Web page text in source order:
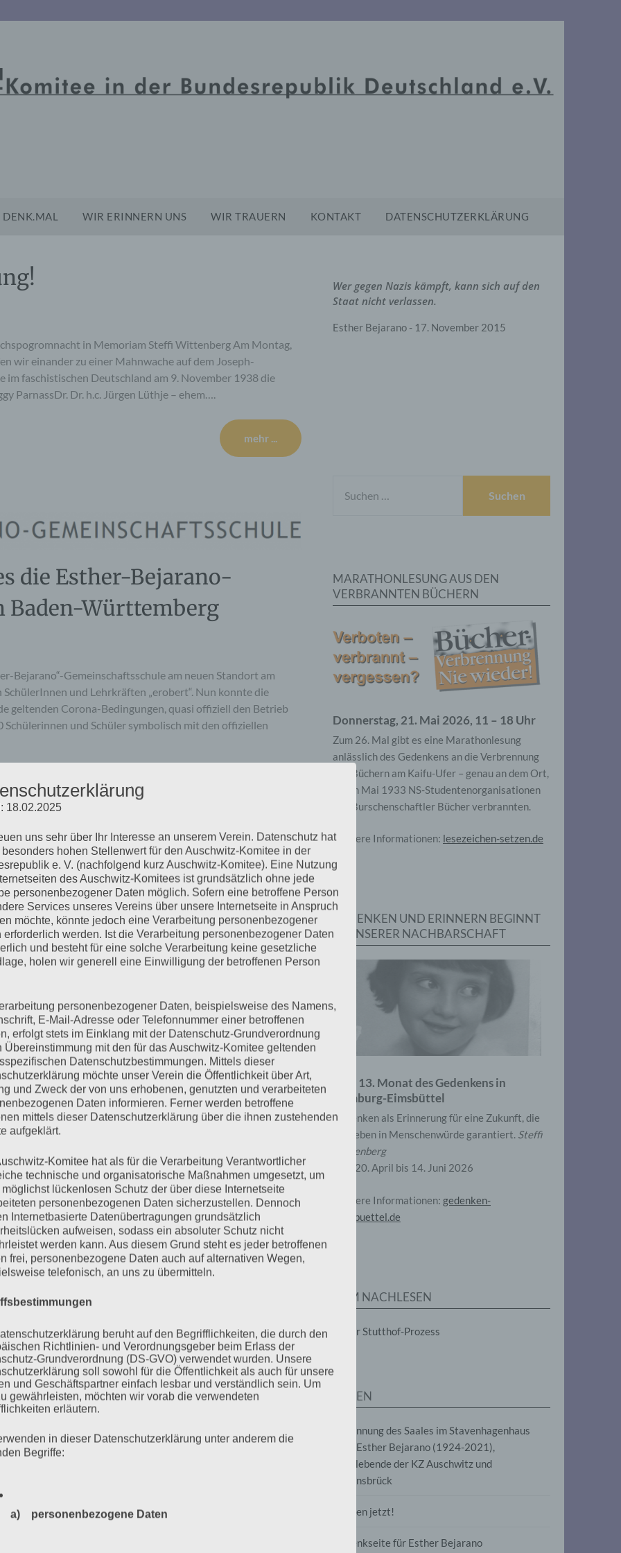
DENK.MAL WIR ERINNERN UNS WIR TRAUERN KONTAKT DATENSCHUTZERKLÄRUNG
in Memoriam Steffi Wittenberg Am Montag,
wir einander zu einer Mahnwache auf dem Joseph-
faschistischen Deutschland am 9. November 1938 die
ParnassDr. Dr. h.c. Jürgen Lüthje – ehem….
mehr ...
die Esther-Bejarano-
Baden-Württemberg
Bejarano“-Gemeinschaftsschule am neuen Standort am
und Lehrkräften „erobert“. Nun konnte die
geltenden Corona-Bedingungen, quasi offiziell den Betrieb
und Schüler symbolisch mit den offiziellen
Sonderkommandos von
sich die wichtigste Widerstands-Aktion der Auschwitzer
wagten einen Aufstand gegen die übermächtige SS. Eines
SS-Männer wurden getötet, einige weitere verletzt. 76
wir diesem denk-würdigen Ereignis…
mehr ...
mit Sandra
und eine der letzten Holocaust-Überlebenden in
deportiert und überlebte das Lager nur, weil sie im sog.
die 95-jährige Zeitzeugin unermüdlich gegen Rassismus
Antisemitismus nichts entgegen zu setzen. (Diese Episode
mehr ...
kämpfen
Wer gegen Nazis kämpft, kann sich auf den
Staat nicht verlassen.
Esther Bejarano - 17. November 2015
NACH:
MARATHONLESUNG AUS DEN
VERBRANNTEN BÜCHERN
Donnerstag, 21. Mai 2026, 11 – 18 Uhr
Zum 26. Mal gibt es eine Marathonlesung
anlässlich des Gedenkens an die Verbrennung
von Büchern am Kaifu-Ufer – genau an dem Ort,
wo im Mai 1933 NS-Studentenorganisationen
und Burschenschaftler Bücher verbrannten.
Weitere Informationen: lesezeichen-setzen.de
GEDENKEN UND ERINNERN BEGINNT
IN UNSERER NACHBARSCHAFT
Zum 13. Monat des Gedenkens in
Hamburg-Eimsbüttel
Gedenken als Erinnerung für eine Zukunft, die
ein Leben in Menschenwürde garantiert. Steffi
Wittenberg
Vom 20. April bis 14. Juni 2026
Weitere Informationen: gedenken-
eimsbuettel.de
ZUM NACHLESEN
Der Stutthof-Prozess
SEITEN
Benennung des Saales im Stavenhagenhaus
nach Esther Bejarano (1924-2021),
Überlebende der KZ Auschwitz und
Ravensbrück
Frieden jetzt!
Gedenkseite für Esther Bejarano
18.02.2025
uns sehr über Ihr Interesse an unserem Verein. Datenschutz hat
hohen Stellenwert für den Auschwitz-Komitee in der
e. V. (nachfolgend kurz Auschwitz-Komitee). Eine Nutzung
des Auschwitz-Komitees ist grundsätzlich ohne jede
personenbezogener Daten möglich. Sofern eine betroffene Person
Services unseres Vereins über unsere Internetseite in Anspruch
möchte, könnte jedoch eine Verarbeitung personenbezogener
erforderlich werden. Ist die Verarbeitung personenbezogener Daten
und besteht für eine solche Verarbeitung keine gesetzliche
holen wir generell eine Einwilligung der betroffenen Person
personenbezogener Daten, beispielsweise des Namens,
E-Mail-Adresse oder Telefonnummer einer betroffenen
erfolgt stets im Einklang mit der Datenschutz-Grundverordnung
Übereinstimmung mit den für das Auschwitz-Komitee geltenden
Datenschutzbestimmungen. Mittels dieser
möchte unser Verein die Öffentlichkeit über Art,
und Zweck der von uns erhobenen, genutzten und verarbeiteten
Daten informieren. Ferner werden betroffene
mittels dieser Datenschutzerklärung über die ihnen zustehenden
aufgeklärt.
Komitee hat als für die Verarbeitung Verantwortlicher
technische und organisatorische Maßnahmen umgesetzt, um
lückenlosen Schutz der über diese Internetseite
personenbezogenen Daten sicherzustellen. Dennoch
Internetbasierte Datenübertragungen grundsätzlich
aufweisen, sodass ein absoluter Schutz nicht
werden kann. Aus diesem Grund steht es jeder betroffenen
frei, personenbezogene Daten auch auf alternativen Wegen,
telefonisch, an uns zu übermitteln.
beruht auf den Begrifflichkeiten, die durch den
Richtlinien- und Verordnungsgeber beim Erlass der
Grundverordnung (DS-GVO) verwendet wurden. Unsere
soll sowohl für die Öffentlichkeit als auch für unsere
und Geschäftspartner einfach lesbar und verständlich sein. Um
gewährleisten, möchten wir vorab die verwendeten
erläutern.
in dieser Datenschutzerklärung unter anderem die
Begriffe:
a) personenbezogene Daten